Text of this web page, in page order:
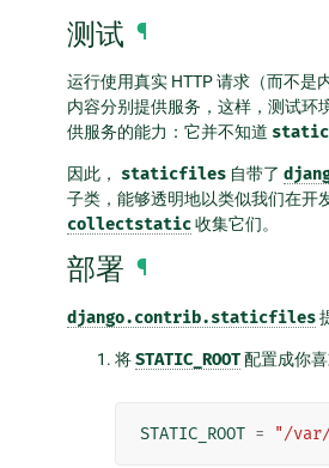
测试 ¶
运行使用真实 HTTP 请求（而不是
内容分别提供服务，这样，测试环
供服务的能力：它并不知道
因此， staticfiles 自带了
子类，能够透明地以类似我们在开
collectstatic收集它们。
部署 ¶
django.contrib.staticfiles
将STATIC_ROOT配置成你
STATIC_ROOT = "/var/